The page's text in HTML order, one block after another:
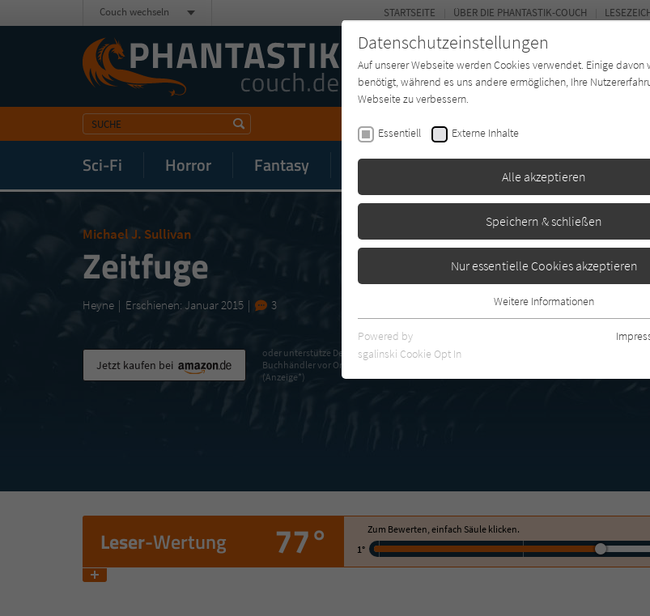
Sci-Fi Horror Fantasy Mystery Buchtyp Autor*in
STARTSEITE ÜBER DIE PHANTASTIK-COUCH
Couch wechseln
Michael J. Sullivan
Zeitfuge
Heyne Erschienen: Januar 2015 3
Jetzt kaufen bei
oder unterstütze Deinen
Buchhändler vor Ort
(Anzeige*)
Leser-Wertung 77°
Zum Bewerten, einfach Säule klicken.
1°
Datenschutzeinstellungen
Auf unserer Webseite werden Cookies verwendet. Einige davon
benötigt, während es uns andere ermöglichen, Ihre
Webseite zu verbessern.
Essentiell Externe Inhalte
Alle akzeptieren
Speichern & schließen
Nur essentielle Cookies akzeptieren
Essentielle Cookies werden für grundlegende Funktionen der
benötigt. Dadurch ist gewährleistet, dass die Webseite
funktioniert.
Zweck
Verwendung von Cookies auf dieser
speichern.
hl=de).
Weitere Informationen
Powered by
sgalinski Cookie Opt In